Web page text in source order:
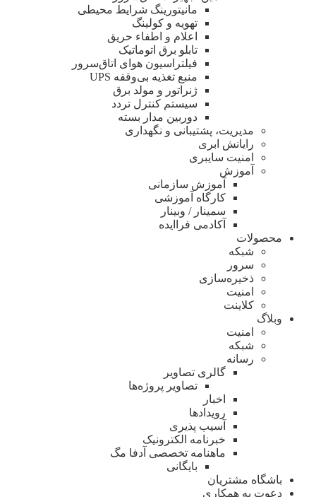
مانیتورینگ شرایط محیطی
تهویه و کولینگ
اعلام و اطفاء حریق
تابلو برق اتوماتیک
فیلتراسیون هوای اتاق‌سرور
منبع تغذیه بی‌وقفه ‌UPS
ژنراتور و مولد برق
سیستم کنترل تردد
دوربین مدار بسته
مدیریت، پشتیبانی و نگهداری
رایانش ابری
امنیت سایبری
آموزش
آموزش سازمانی
کارگاه آموزشی
سمینار / وبینار
آکادمی فراایده
محصولات
شبکه
سرور
ذخیره‌سازی
امنیت
کلاینت
وبلاگ
امنیت
شبکه
رسانه
گالری تصاویر
تصاویر پروژه‌ها
اخبار
رویدادها
آسیب پذیری
خبرنامه الکترونیک
ماهنامه تخصصی آدفا مگ
بایگانی
باشگاه مشتریان
دعوت به همکاری